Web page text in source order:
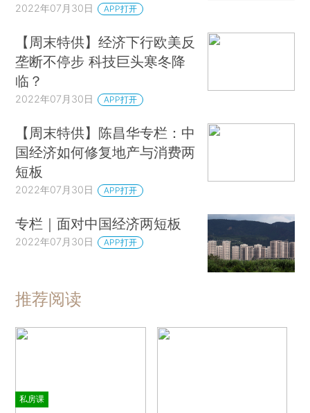
2022年07月30日 APP打开
【周末特供】经济下行欧美反
垄断不停步 科技巨头寒冬降
临？
2022年07月30日 APP打开
【周末特供】陈昌华专栏：中
国经济如何修复地产与消费两
短板
2022年07月30日 APP打开
专栏｜面对中国经济两短板
2022年07月30日 APP打开
推荐阅读
私房课